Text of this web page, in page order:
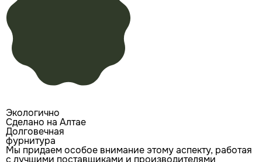
Экологично
Сделано на Алтае
Долговечная
фурнитура
Мы придаем особое внимание этому аспекту, работая
с лучшими поставщиками и производителями